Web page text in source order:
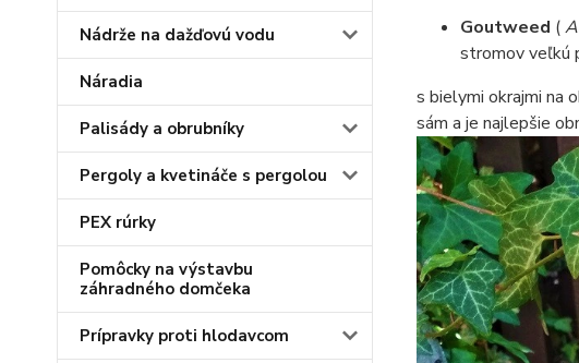
Nádrže na dažďovú vodu
Náradia
Palisády a obrubníky
Pergoly a kvetináče s pergolou
PEX rúrky
Pomôcky na výstavbu
záhradného domčeka
Prípravky proti hlodavcom
Goutweed (
stromov veľkú
s bielymi okrajmi na
sám a je najlepšie